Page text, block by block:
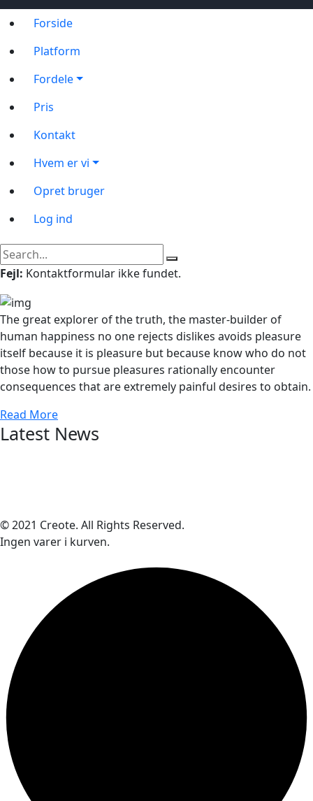
Forside
Platform
Fordele
Pris
Kontakt
Hvem er vi
Opret bruger
Log ind
Fejl: Kontaktformular ikke fundet.
The great explorer of the truth, the master-builder of
human happiness no one rejects dislikes avoids pleasure
itself because it is pleasure but because know who do not
those how to pursue pleasures rationally encounter
consequences that are extremely painful desires to obtain.
Read More
Latest News
© 2021 Creote. All Rights Reserved.
Ingen varer i kurven.